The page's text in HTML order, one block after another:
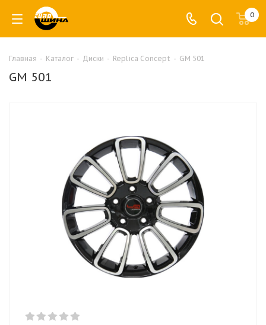
0
Главная - Каталог - Диски - Replica Concept - GM 501
GM 501